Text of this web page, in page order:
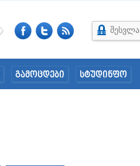
შესვლა
გამოცდები სტუდინფო